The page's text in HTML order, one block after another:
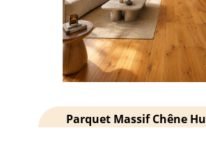
Parquet Massif Chêne